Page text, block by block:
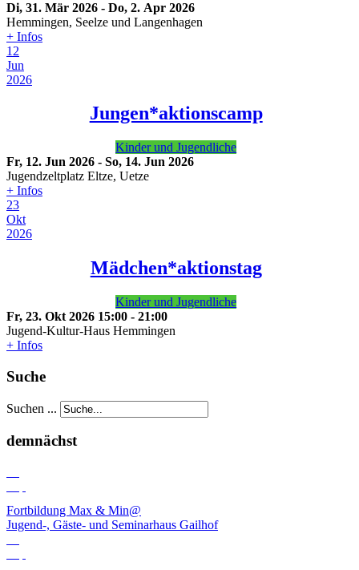
Di, 31. Mär 2026 - Do, 2. Apr 2026
Hemmingen, Seelze und Langenhagen
+ Infos
12
Jun
2026
Jungen*aktionscamp
Kinder und Jugendliche
Fr, 12. Jun 2026 - So, 14. Jun 2026
Jugendzeltplatz Eltze, Uetze
+ Infos
23
Okt
2026
Mädchen*aktionstag
Kinder und Jugendliche
Fr, 23. Okt 2026 15:00 - 21:00
Jugend-Kultur-Haus Hemmingen
+ Infos
Suche
Suchen ...
demnächst
Fortbildung Max & Min@
Jugend-, Gäste- und Seminarhaus Gailhof